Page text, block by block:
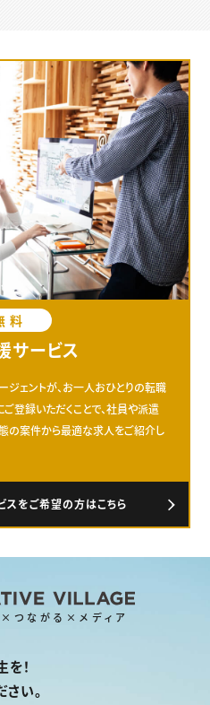
料
サービス
ジェントが、お一人おひとりの転職
登録いただくことで、社員や派遣
の案件から最適な求人をご紹介し
をご希望の方はこちら
×つながる×メディア
！
い。